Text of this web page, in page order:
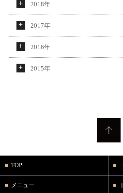
2018年
2017年
2016年
2015年
TOP
メニュー